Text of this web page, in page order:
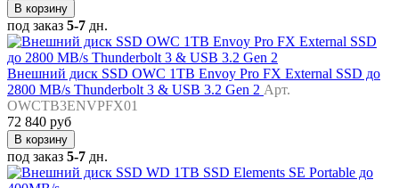
В корзину
под заказ 5-7 дн.
Внешний диск SSD OWC 1TB Envoy Pro FX External SSD до
2800 MB/s Thunderbolt 3 & USB 3.2 Gen 2 Арт.
OWCTB3ENVPFX01
72 840 руб
В корзину
под заказ 5-7 дн.